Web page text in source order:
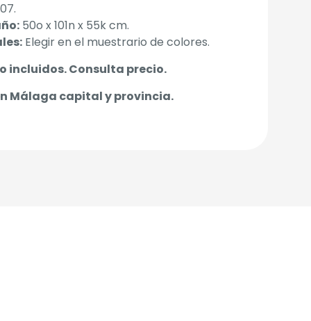
50o x 101n x 55k cm.
Elegir en el muestrario de colores.
incluidos. Consulta precio.
Málaga capital y provincia.